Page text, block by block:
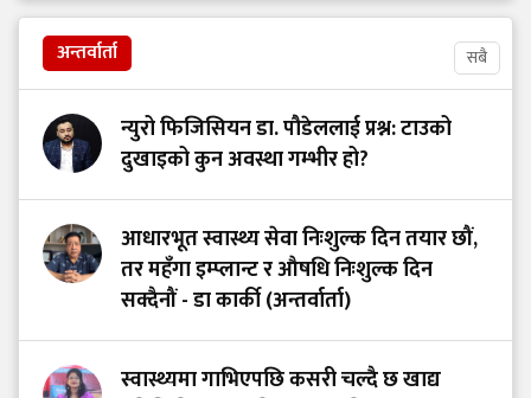
अन्तर्वार्ता सबै
न्युरो फिजिसियन डा. पौडेललाई प्रश्न: टाउको
दुखाइको कुन अवस्था गम्भीर हो?
आधारभूत स्वास्थ्य सेवा निःशुल्क दिन तयार छौं,
तर महँगा इम्प्लान्ट र औषधि निःशुल्क दिन
सक्दैनौं - डा कार्की (अन्तर्वार्ता)
स्वास्थ्यमा गाभिएपछि कसरी चल्दै छ खाद्य